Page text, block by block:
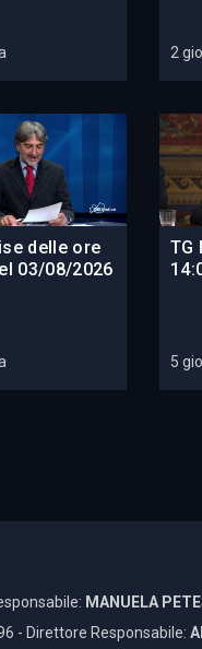
2
delle ore
03/08/2026
TG
5
MANUELA
- Direttore Responsabile: